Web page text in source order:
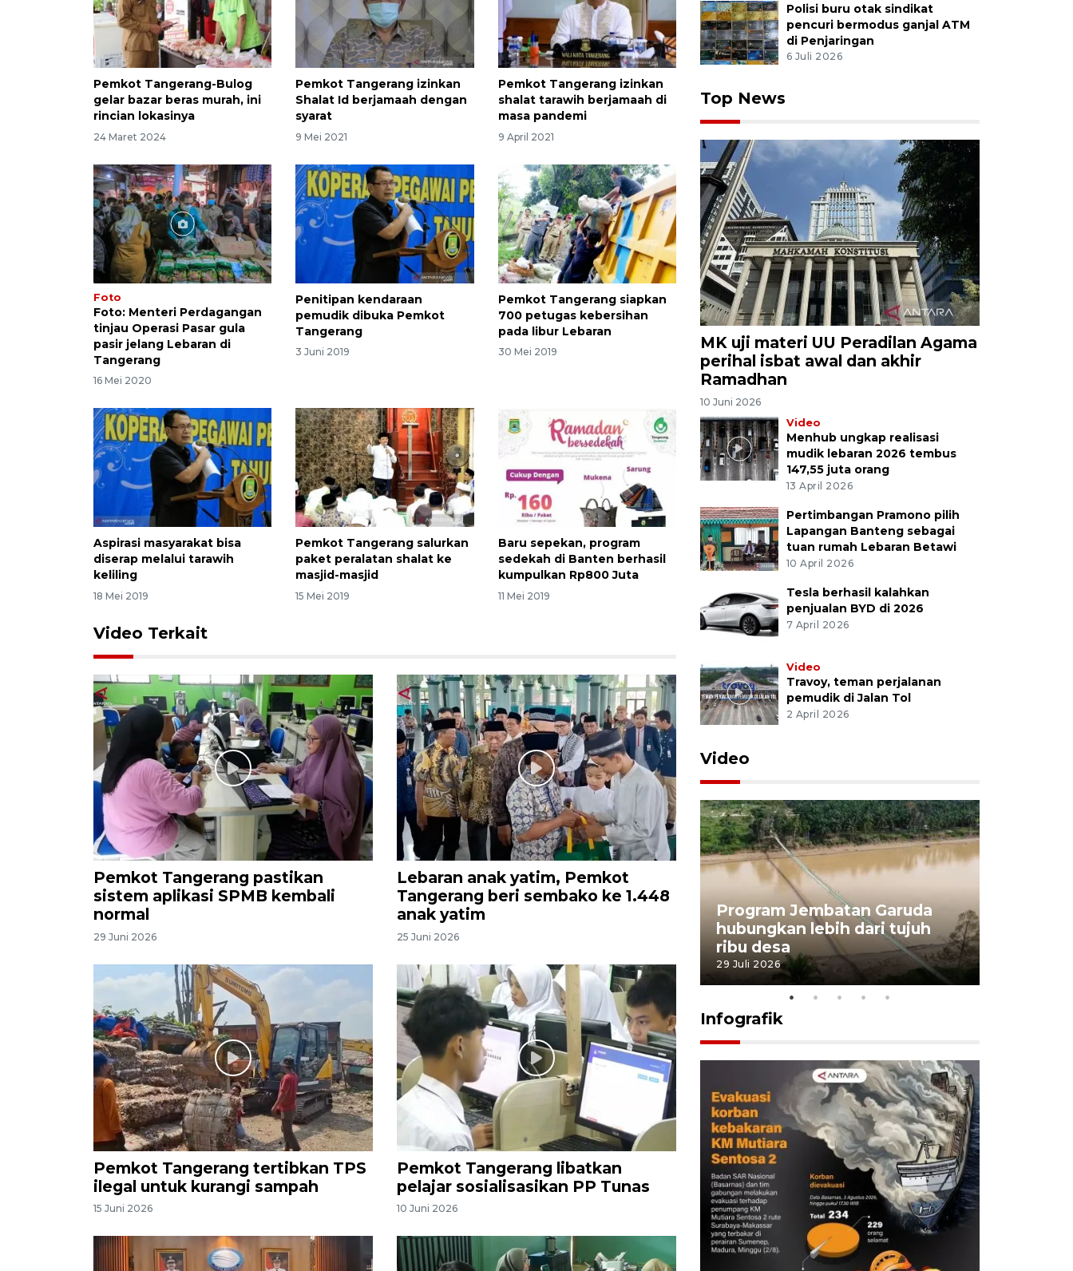
Pemkot Tangerang-Bulog
gelar bazar beras murah, ini
rincian lokasinya
24 Maret 2024
Pemkot Tangerang izinkan
Shalat Id berjamaah dengan
syarat
9 Mei 2021
Pemkot Tangerang izinkan
shalat tarawih berjamaah di
masa pandemi
9 April 2021
Foto
Foto: Menteri Perdagangan
tinjau Operasi Pasar gula
pasir jelang Lebaran di
Tangerang
16 Mei 2020
Penitipan kendaraan
pemudik dibuka Pemkot
Tangerang
3 Juni 2019
Pemkot Tangerang siapkan
700 petugas kebersihan
pada libur Lebaran
30 Mei 2019
Aspirasi masyarakat bisa
diserap melalui tarawih
keliling
18 Mei 2019
Pemkot Tangerang salurkan
paket peralatan shalat ke
masjid-masjid
15 Mei 2019
Baru sepekan, program
sedekah di Banten berhasil
kumpulkan Rp800 Juta
11 Mei 2019
Video Terkait
Pemkot Tangerang pastikan
sistem aplikasi SPMB kembali
normal
29 Juni 2026
Lebaran anak yatim, Pemkot
Tangerang beri sembako ke 1.448
anak yatim
25 Juni 2026
Pemkot Tangerang tertibkan TPS
ilegal untuk kurangi sampah
15 Juni 2026
Pemkot Tangerang libatkan
pelajar sosialisasikan PP Tunas
10 Juni 2026
Polisi buru otak sindikat
pencuri bermodus ganjal ATM
di Penjaringan
6 Juli 2026
Top News
MK uji materi UU Peradilan Agama
perihal isbat awal dan akhir
Ramadhan
10 Juni 2026
Video
Menhub ungkap realisasi
mudik lebaran 2026 tembus
147,55 juta orang
13 April 2026
Pertimbangan Pramono pilih
Lapangan Banteng sebagai
tuan rumah Lebaran Betawi
10 April 2026
Tesla berhasil kalahkan
penjualan BYD di 2026
7 April 2026
Video
Travoy, teman perjalanan
pemudik di Jalan Tol
2 April 2026
Video
Gabung Persebaya, striker
timnas Ramadhan Sananta
kembali asah naluri
9 Juli 2026
Program Jembatan Garuda
hubungkan lebih dari tujuh
ribu desa
29 Juli 2026
Infografik